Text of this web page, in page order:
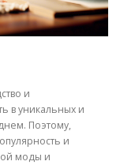
и
в уникальных и
Поэтому,
и
моды и